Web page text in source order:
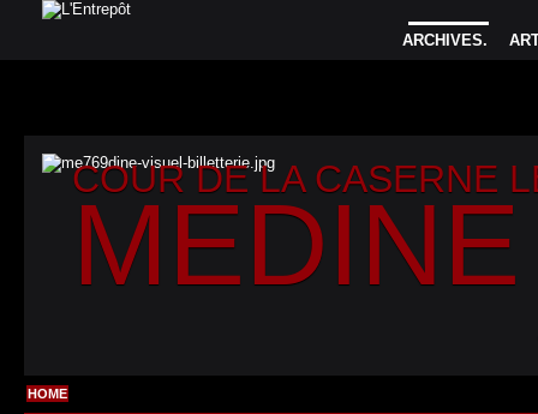
ARCHIVES.
COUR DE LA CASERNE
MEDINE
HOME